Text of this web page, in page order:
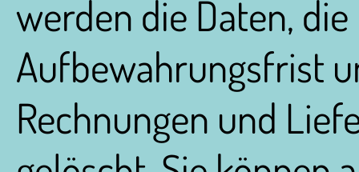
werden die Daten,
Aufbewahrungsfrist
Rechnungen und